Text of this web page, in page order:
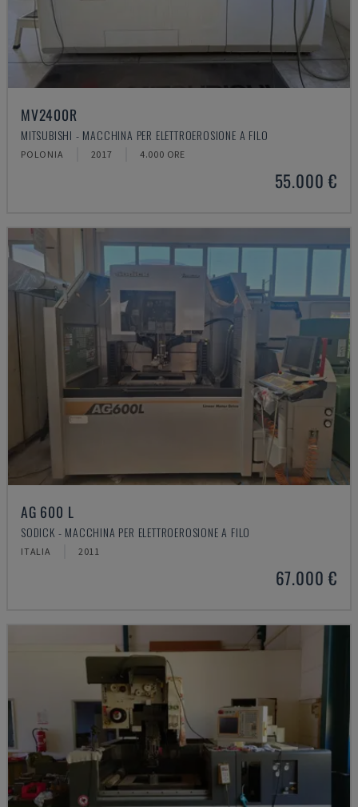
MV2400R
MITSUBISHI - MACCHINA PER ELETTROEROSIONE A FILO
POLONIA 2017 4.000 ORE
55.000 €
AG 600 L
SODICK - MACCHINA PER ELETTROEROSIONE A FILO
ITALIA 2011
67.000 €